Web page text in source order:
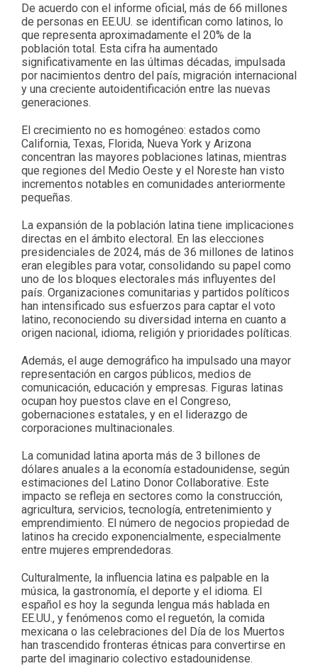
De acuerdo con el informe oficial, más de 66 millones
de personas en EE.UU. se identifican como latinos, lo
que representa aproximadamente el 20% de la
población total. Esta cifra ha aumentado
significativamente en las últimas décadas, impulsada
por nacimientos dentro del país, migración internacional
y una creciente autoidentificación entre las nuevas
generaciones.
El crecimiento no es homogéneo: estados como
California, Texas, Florida, Nueva York y Arizona
concentran las mayores poblaciones latinas, mientras
que regiones del Medio Oeste y el Noreste han visto
incrementos notables en comunidades anteriormente
pequeñas.
La expansión de la población latina tiene implicaciones
directas en el ámbito electoral. En las elecciones
presidenciales de 2024, más de 36 millones de latinos
eran elegibles para votar, consolidando su papel como
uno de los bloques electorales más influyentes del
país. Organizaciones comunitarias y partidos políticos
han intensificado sus esfuerzos para captar el voto
latino, reconociendo su diversidad interna en cuanto a
origen nacional, idioma, religión y prioridades políticas.
Además, el auge demográfico ha impulsado una mayor
representación en cargos públicos, medios de
comunicación, educación y empresas. Figuras latinas
ocupan hoy puestos clave en el Congreso,
gobernaciones estatales, y en el liderazgo de
corporaciones multinacionales.
La comunidad latina aporta más de 3 billones de
dólares anuales a la economía estadounidense, según
estimaciones del Latino Donor Collaborative. Este
impacto se refleja en sectores como la construcción,
agricultura, servicios, tecnología, entretenimiento y
emprendimiento. El número de negocios propiedad de
latinos ha crecido exponencialmente, especialmente
entre mujeres emprendedoras.
Culturalmente, la influencia latina es palpable en la
música, la gastronomía, el deporte y el idioma. El
español es hoy la segunda lengua más hablada en
EE.UU., y fenómenos como el reguetón, la comida
mexicana o las celebraciones del Día de los Muertos
han trascendido fronteras étnicas para convertirse en
parte del imaginario colectivo estadounidense.